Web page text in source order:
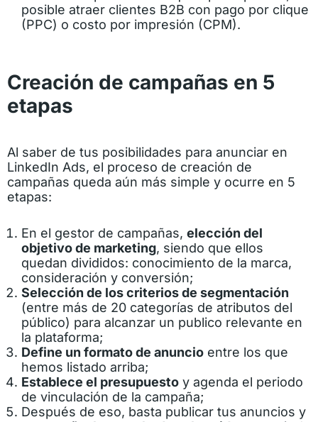
posible atraer clientes B2B con pago por clique
(PPC) o costo por impresión (CPM).
Creación de campañas en 5
etapas
Al saber de tus posibilidades para anunciar en
LinkedIn Ads, el proceso de creación de
campañas queda aún más simple y ocurre en 5
etapas:
En el gestor de campañas, elección del
objetivo de marketing, siendo que ellos
quedan divididos: conocimiento de la marca,
consideración y conversión;
Selección de los criterios de segmentación
(entre más de 20 categorías de atributos del
público) para alcanzar un publico relevante en
la plataforma;
Define un formato de anuncio entre los que
hemos listado arriba;
Establece el presupuesto y agenda el periodo
de vinculación de la campaña;
Después de eso, basta publicar tus anuncios y